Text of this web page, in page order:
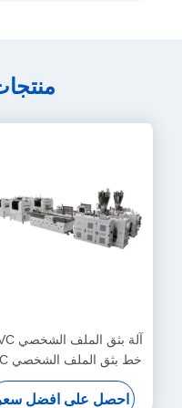
خط بثق الملف الشخصي PVC
احصل على افضل سعر